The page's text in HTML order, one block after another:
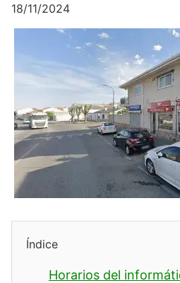
18/11/2024
Índice
Horarios del